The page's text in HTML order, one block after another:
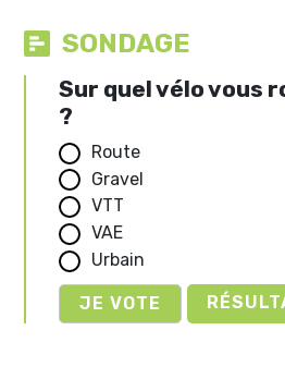
SONDAGE
Sur quel vélo vous
?
Route
Gravel
VTT
VAE
Urbain